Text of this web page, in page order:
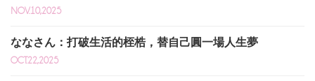
NOV.10,2025
ななさん：打破生活的桎梏，替自己圓一場人生夢
OCT.22,2025